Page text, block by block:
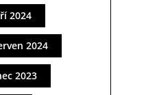
2024
2024
2023